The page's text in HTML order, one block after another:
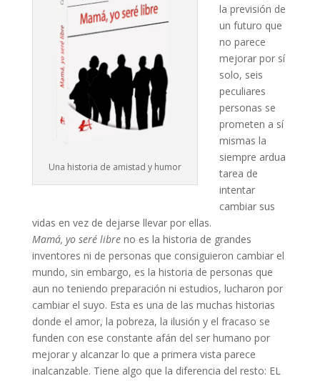
Una historia de amistad y humor
la previsión de
un futuro que
no parece
mejorar por sí
solo, seis
peculiares
personas se
prometen a sí
mismas la
siempre ardua
tarea de
intentar
cambiar sus
vidas en vez de dejarse llevar por ellas.
Mamá, yo seré libreno es la historia de grandes
inventores ni de personas que consiguieron cambiar el
mundo, sin embargo, es la historia de personas que
aun no teniendo preparación ni estudios, lucharon por
cambiar el suyo. Esta es una de las muchas historias
donde el amor, la pobreza, la ilusión y el fracaso se
funden con ese constante afán del ser humano por
mejorar y alcanzar lo que a primera vista parece
inalcanzable. Tiene algo que la diferencia del resto: EL